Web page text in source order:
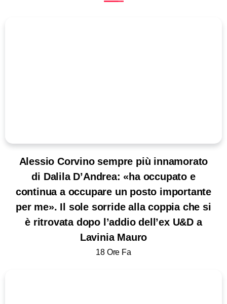
Alessio Corvino sempre più innamorato
di Dalila D’Andrea: «ha occupato e
continua a occupare un posto importante
per me». Il sole sorride alla coppia che si
è ritrovata dopo l’addio dell’ex U&D a
Lavinia Mauro
18 Ore Fa